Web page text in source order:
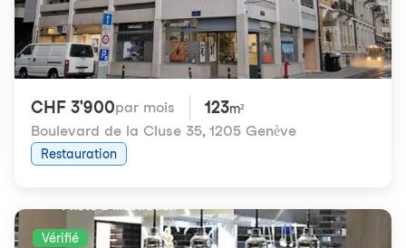
CHF 3'900par mois 123m²
Boulevard de la Cluse 35, 1205 Genève
Restauration
Vérifié